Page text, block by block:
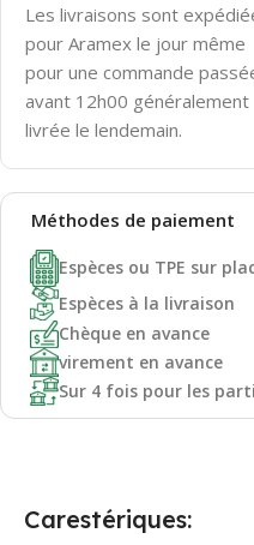
Les livraisons sont
pour Aramex le jour même
pour une commande
avant 12h00 généralement
livrée le lendemain.
Méthodes de paiement
Espèces ou TPE sur
Espèces à la livraison
Chèque en avance
virement en avance
Sur 4 fois pour les
Carestériques: